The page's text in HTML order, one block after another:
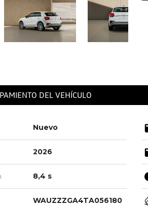
DEL VEHÍCULO
Nuevo
2026
8,4 s
WAUZZZGA4TA056180